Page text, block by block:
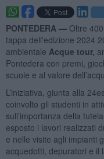
PONTEDERA — Oltre
tappa dell'edizione 2024
ambientale Acque tour,
Pontedera con premi,
scuole e al valore
L’iniziativa, giunta alla
coinvolto gli studenti in
sull’importanza della
esposto i lavori realizzati
e nelle visite agli impianti
acquedotti, depuratori e il